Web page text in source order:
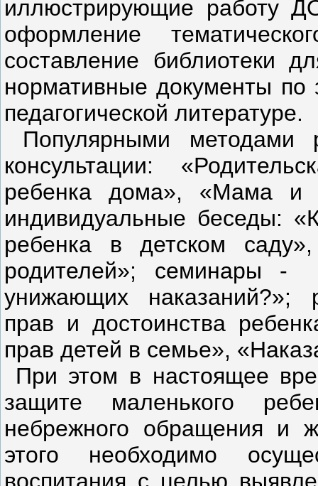
иллюстрирующие работу
оформление
составление библиотеки
нормативные документы по
педагогической литературе.
Популярными методами
консультации:
ребенка дома», «Мама и
индивидуальные беседы:
ребенка в детском
родителей»; семинары -
унижающих наказаний?»;
прав и достоинства
прав детей в семье»,
При этом в настоящее
защите маленького
небрежного обращения и
этого необходимо